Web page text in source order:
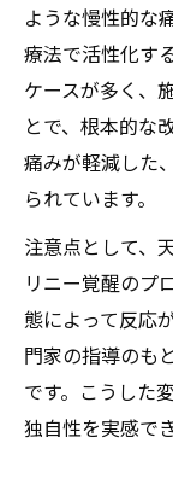
ような慢性的な
療法で活性化す
ケースが多く、
とで、根本的な
痛みが軽減した
られています。
注意点として、
リニー覚醒のプ
態によって反応
門家の指導のも
です。こうした
独自性を実感で